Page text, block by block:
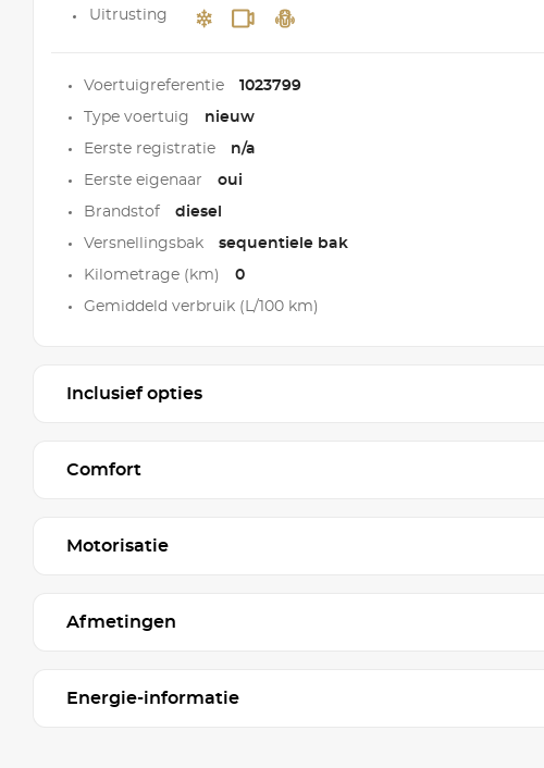
Uitrusting
Voertuigreferentie 1023799
Type voertuig nieuw
Eerste registratie n/a
Eerste eigenaar oui
Brandstof diesel
Versnellingsbak sequentiele bak
Kilometrage (km) 0
Gemiddeld verbruik (L/100 km)
Inclusief opties
Comfort
Motorisatie
Afmetingen
Energie-informatie